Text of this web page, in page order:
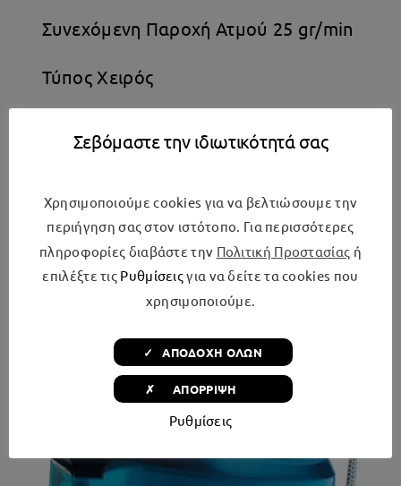
Συνεχόμενη Παροχή Ατμού 25 gr/min
Τύπος Χειρός
Σχετικά προϊόντα
Προσφορές τέλος σεζόν!
Σεβόμαστε την ιδιωτικότητά σας
Χρησιμοποιούμε cookies για να βελτιώσουμε την
περιήγηση σας στον ιστότοπο. Για περισσότερες
πληροφορίες διαβάστε την Πολιτική Προστασίας ή
επιλέξτε τις Ρυθμίσειςγια να δείτε τα cookies που
χρησιμοποιούμε.
Ρυθμίσεις
✓ ΑΠΟΔΟΧΗ ΟΛΩΝ
✗ ΑΠΟΡΡΙΨΗ